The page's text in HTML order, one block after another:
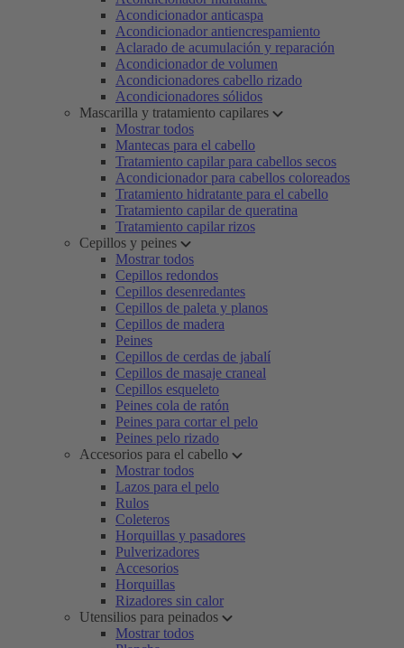
Acondicionador anticaspa
Acondicionador antiencrespamiento
Aclarado de acumulación y reparación
Acondicionador de volumen
Acondicionadores cabello rizado
Acondicionadores sólidos
Mascarilla y tratamiento capilares
Mostrar todos
Mantecas para el cabello
Tratamiento capilar para cabellos secos
Acondicionador para cabellos coloreados
Tratamiento hidratante para el cabello
Tratamiento capilar de queratina
Tratamiento capilar rizos
Cepillos y peines
Mostrar todos
Cepillos redondos
Cepillos desenredantes
Cepillos de paleta y planos
Cepillos de madera
Peines
Cepillos de cerdas de jabalí
Cepillos de masaje craneal
Cepillos esqueleto
Peines cola de ratón
Peines para cortar el pelo
Peines pelo rizado
Accesorios para el cabello
Mostrar todos
Lazos para el pelo
Rulos
Coleteros
Horquillas y pasadores
Pulverizadores
Accesorios
Horquillas
Rizadores sin calor
Utensilios para peinados
Mostrar todos